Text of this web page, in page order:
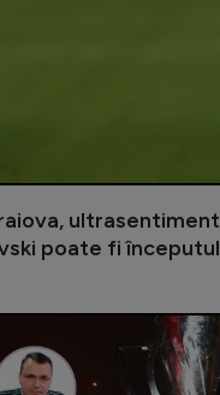
poate fi
domnu’ Becali!”.